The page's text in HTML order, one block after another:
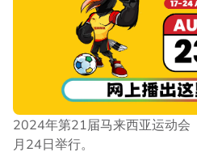
2024年第21届马来西亚运动会
月24日举行。